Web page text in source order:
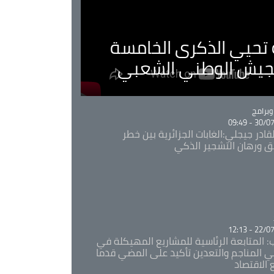
تحيي الذكرى الخامسة
الوطني الشعبي
30/07/
جيجلي:الغابات الجزائرية بين خطر
ورهان التشجير الذكي
22/07/
المتابعة الرئاسية للمشاريع المهيكلة في
المناجم والتعدين تأكيد على المضي قدما
الاقتصاد